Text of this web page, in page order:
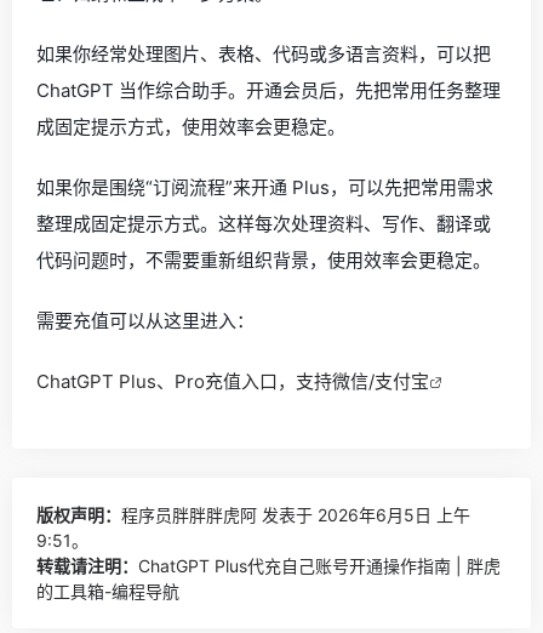
如果你经常处理图片、表格、代码或多语言资料，可以把
ChatGPT 当作综合助手。开通会员后，先把常用任务整理
成固定提示方式，使用效率会更稳定。
如果你是围绕“订阅流程”来开通 Plus，可以先把常用需求
整理成固定提示方式。这样每次处理资料、写作、翻译或
代码问题时，不需要重新组织背景，使用效率会更稳定。
需要充值可以从这里进入：
ChatGPT Plus、Pro充值入口，支持微信/支付宝
版权声明： 程序员胖胖胖虎阿 发表于 2026年6月5日 上午
9:51。
转载请注明： ChatGPT Plus代充自己账号开通操作指南 | 胖虎
的工具箱-编程导航